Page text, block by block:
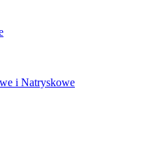
i Natryskowe